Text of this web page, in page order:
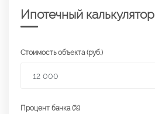
Ипотечный калькулятор
Стоимость объекта (руб.)
Процент банка (%)